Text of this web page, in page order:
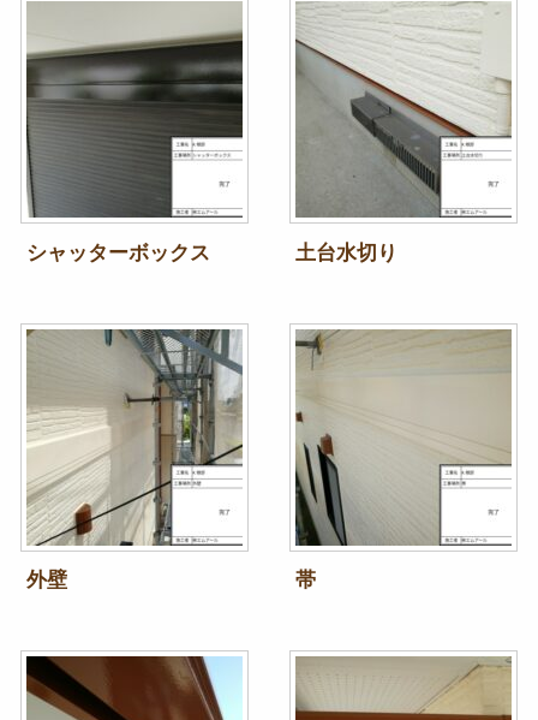
シャッターボックス 土台水切り
外壁 帯